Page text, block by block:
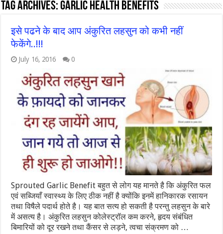
Tag Archives:garlic health benefits
इसे पढने के बाद आप अंकुरित लहसुन को कभी नहीं
फेकेंगे..!!!
July 16, 2016 0
Sprouted Garlic Benefit बहुत से लोग यह मानते है कि अंकुरित फल
एवं सब्जियाँ स्वास्थ्य के लिए ठीक नहीं है क्योंकि इनमें हानिकारक रसायन
तथा विषैले पदार्थ होते है। यह बात सत्य हो सकती है परन्तु लहसुन के बारे
में असत्य है। अंकुरित लहसुन कोलेस्ट्रॉल कम करने, हृदय संबंधित
बिमारियों को दूर रखने तथा कैंसर से लड़ने, त्वचा संक्रमण को …